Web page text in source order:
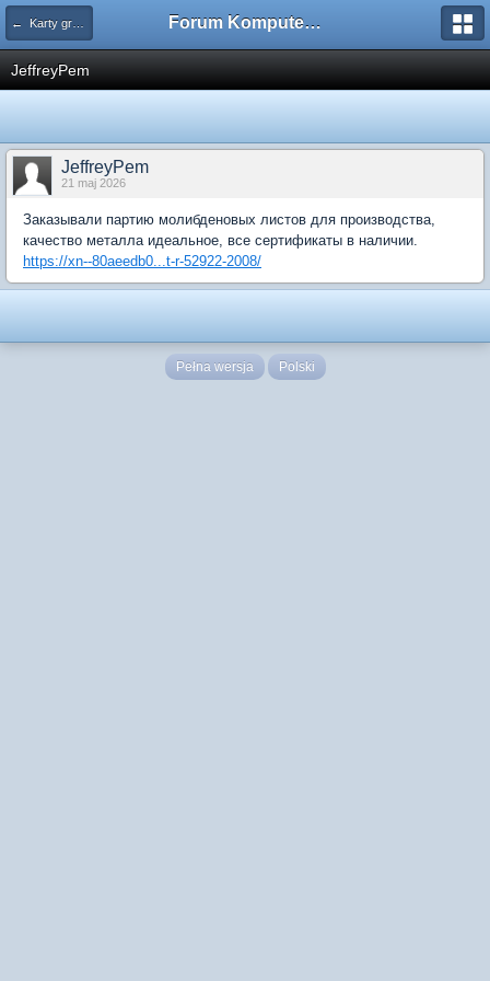
← Karty graficzne i monitory Forum Komputerowe PCFoster.pl
JeffreyPem
JeffreyPem
21 maj 2026
Заказывали партию молибденовых листов для производства,
качество металла идеальное, все сертификаты в наличии.
https://xn--80aeedb0...t-r-52922-2008/
Pełna wersja Polski